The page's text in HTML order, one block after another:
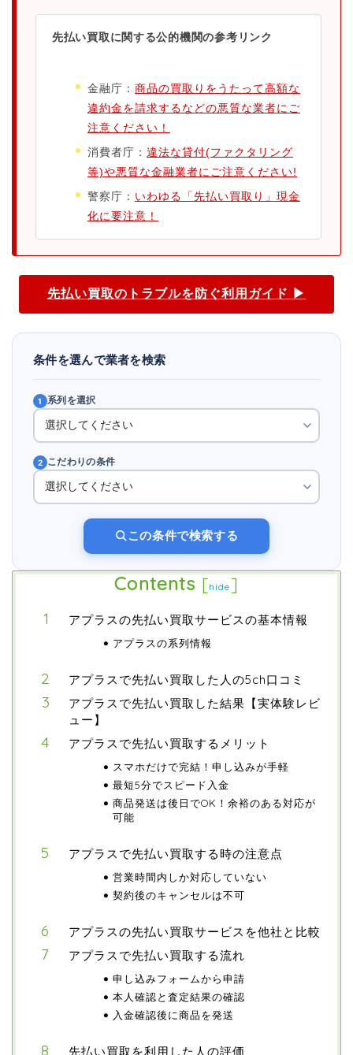
先払い買取に関する公的機関の参考リンク
金融庁： 商品の買取りをうたって高額な
違約金を請求するなどの悪質な業者にご
注意ください！
消費者庁： 違法な貸付(ファクタリング
等)や悪質な金融業者にご注意ください!
警察庁： いわゆる「先払い買取り」現金
化に要注意！
先払い買取のトラブルを防ぐ利用ガイド ▶
条件を選んで業者を検索
1 系列を選択
2 こだわりの条件
この条件で検索する
Contents [hide ]
アプラスの先払い買取サービスの基本情報
アプラスの系列情報
アプラスで先払い買取した人の5ch口コミ
アプラスで先払い買取した結果【実体験レビ
ュー】
アプラスで先払い買取するメリット
スマホだけで完結！申し込みが手軽
最短5分でスピード入金
商品発送は後日でOK！余裕のある対応が
可能
アプラスで先払い買取する時の注意点
営業時間内しか対応していない
契約後のキャンセルは不可
アプラスの先払い買取サービスを他社と比較
アプラスで先払い買取する流れ
申し込みフォームから申請
本人確認と査定結果の確認
入金確認後に商品を発送
先払い買取を利用した人の評価